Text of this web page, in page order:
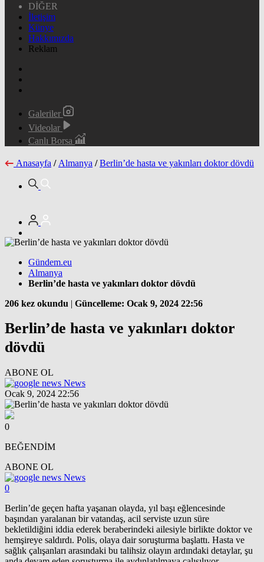
DİĞER
İletişim
Künye
Hakkımızda
Reklam
Galeriler
Videolar
Canlı Borsa
Anasayfa / Almanya / Berlin’de hasta ve yakınları doktor dövdü
Gündem.eu
Almanya
Berlin’de hasta ve yakınları doktor dövdü
206 kez okundu | Güncelleme: Ocak 9, 2024 22:56
Berlin’de hasta ve yakınları doktor
dövdü
ABONE OL
News
Ocak 9, 2024 22:56
0
BEĞENDİM
ABONE OL
News
0
Berlin’de geçen hafta yaşanan olayda, yıl başı eğlencesinde
başından yaralanan bir vatandaş, acil serviste uzun süre
bekletildiğini iddia ederek beraberindeki ailesiyle birlikte doktor ve
hemşireye saldırdı. Polis, olaya dair soruşturma başlattı. Hasta ve
sağlık çalışanları arasındaki bu talihsiz olayın ardındaki detaylar, şu